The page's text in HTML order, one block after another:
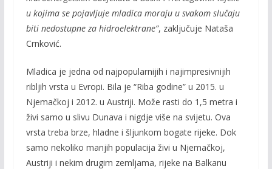
u kojima se pojavljuje mladica moraju u svakom slučaju
biti nedostupne za hidroelektrane”, zaključuje Nataša
Crnković.
Mladica je jedna od najpopularnijih i najimpresivnijih
ribljih vrsta u Evropi. Bila je “Riba godine” u 2015. u
Njemačkoj i 2012. u Austriji. Može rasti do 1,5 metra i
živi samo u slivu Dunava i nigdje više na svijetu. Ova
vrsta treba brze, hladne i šljunkom bogate rijeke. Dok
samo nekoliko manjih populacija živi u Njemačkoj,
Austriji i nekim drugim zemljama, rijeke na Balkanu